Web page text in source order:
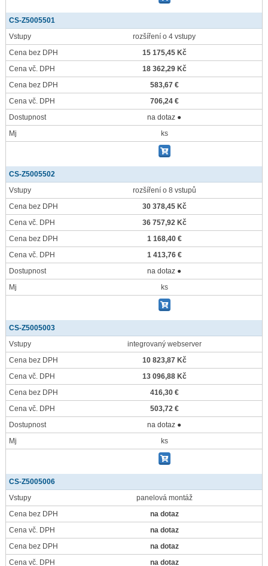
CS-Z5005501
Vstupy
rozšíření o 4 vstupy
Cena bez DPH
15 175,45 Kč
Cena vč. DPH
18 362,29 Kč
Cena bez DPH
583,67 €
Cena vč. DPH
706,24 €
Dostupnost
na dotaz ●
Mj
ks
CS-Z5005502
Vstupy
rozšíření o 8 vstupů
Cena bez DPH
30 378,45 Kč
Cena vč. DPH
36 757,92 Kč
Cena bez DPH
1 168,40 €
Cena vč. DPH
1 413,76 €
Dostupnost
na dotaz ●
Mj
ks
CS-Z5005003
Vstupy
integrovaný webserver
Cena bez DPH
10 823,87 Kč
Cena vč. DPH
13 096,88 Kč
Cena bez DPH
416,30 €
Cena vč. DPH
503,72 €
Dostupnost
na dotaz ●
Mj
ks
CS-Z5005006
Vstupy
panelová montáž
Cena bez DPH
na dotaz
Cena vč. DPH
na dotaz
Cena bez DPH
na dotaz
Cena vč. DPH
na dotaz